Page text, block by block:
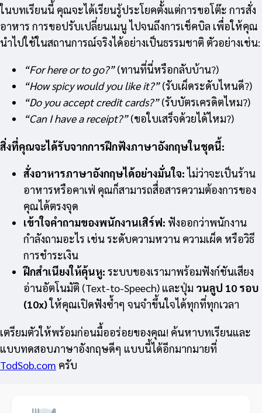
ในบทเรียนนี้ คุณจะได้เรียนรู้ประโยคตั้งแต่การขอโต๊ะ การสั่ง
อาหาร การขอปรับเปลี่ยนเมนู ไปจนถึงการเช็คบิล เพื่อให้คุณ
นำไปใช้ในสถานการณ์จริงได้อย่างเป็นธรรมชาติ ตัวอย่างเช่น:
“For here or to go?”(ทานที่นี่หรือกลับบ้าน?)
“How spicy would you like it?”(รับเผ็ดระดับไหนดี?)
“Do you accept credit cards?”(รับบัตรเครดิตไหม?)
“Can I have a receipt?”(ขอใบเสร็จด้วยได้ไหม?)
สิ่งที่คุณจะได้รับจากการฝึกฟังภาษาอังกฤษในชุดนี้:
สั่งอาหารภาษาอังกฤษได้อย่างมั่นใจ: ไม่ว่าจะเป็นร้าน
อาหารหรือคาเฟ่ คุณก็สามารถสื่อสารความต้องการของ
คุณได้ตรงจุด
เข้าใจคำถามของพนักงานเสิร์ฟ: ฟังออกว่าพนักงาน
กำลังถามอะไร เช่น ระดับความหวาน ความเผ็ด หรือวิธี
การชำระเงิน
ฝึกสำเนียงให้คุ้นหู: ระบบของเรามาพร้อมฟังก์ชันเสียง
อ่านอัตโนมัติ (Text-to-Speech) และปุ่ม วนลูป 10 รอบ
(10x)ให้คุณเปิดฟังซ้ำๆ จนจำขึ้นใจได้ทุกที่ทุกเวลา
เตรียมตัวให้พร้อมก่อนมื้ออร่อยของคุณ! ค้นหาบทเรียนและ
แบบทดสอบภาษาอังกฤษดีๆ แบบนี้ได้อีกมากมายที่
TodSob.com ครับ